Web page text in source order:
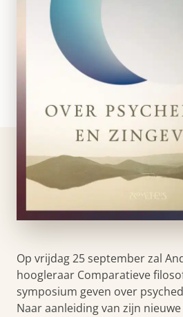
Op vrijdag 25 september zal
hoogleraar Comparatieve
symposium geven over
Naar aanleiding van zijn